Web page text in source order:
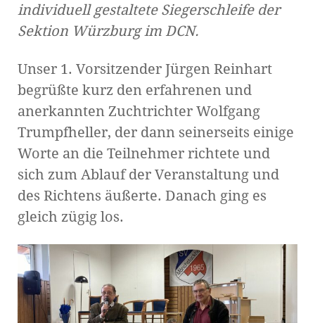
individuell gestaltete Siegerschleife der
Sektion Würzburg im DCN.
Unser 1. Vorsitzender Jürgen Reinhart
begrüßte kurz den erfahrenen und
anerkannten Zuchtrichter Wolfgang
Trumpfheller, der dann seinerseits einige
Worte an die Teilnehmer richtete und
sich zum Ablauf der Veranstaltung und
des Richtens äußerte. Danach ging es
gleich zügig los.